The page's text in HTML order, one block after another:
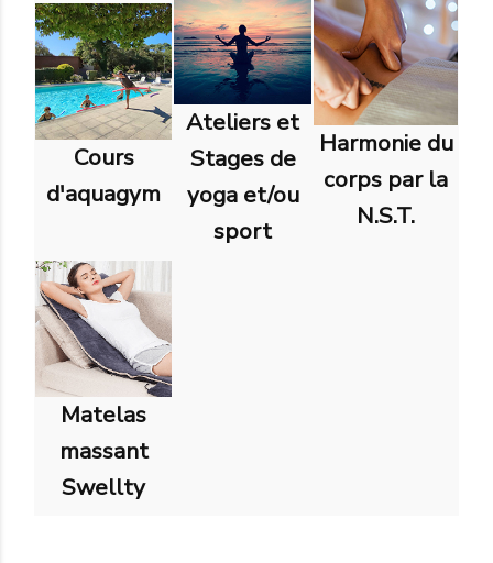
Cours
d'aquagym
Ateliers et
Stages de
yoga et/ou
sport
Harmonie du
corps par la
N.S.T.
Matelas
massant
Swellty